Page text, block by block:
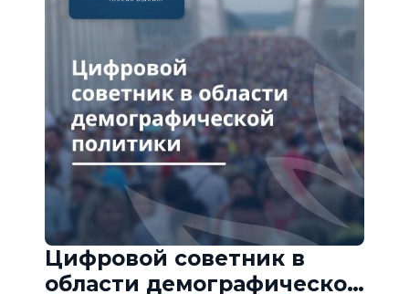
Цифровой советник в
области демографической